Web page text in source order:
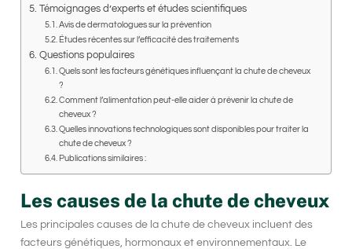
Témoignages d’experts et études scientifiques
Avis de dermatologues sur la prévention
Études récentes sur l’efficacité des traitements
Questions populaires
Quels sont les facteurs génétiques influençant la chute de cheveux
?
Comment l’alimentation peut-elle aider à prévenir la chute de
cheveux ?
Quelles innovations technologiques sont disponibles pour traiter la
chute de cheveux ?
Publications similaires :
Les causes de la chute de cheveux
Les principales causes de la chute de cheveux incluent des
facteurs génétiques, hormonaux et environnementaux. Le